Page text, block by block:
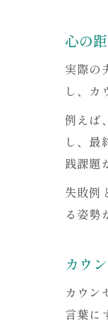
心の
実際の
し、カ
例えば
し、最
践課題
失敗例
る姿勢
カウ
カウン
言葉に